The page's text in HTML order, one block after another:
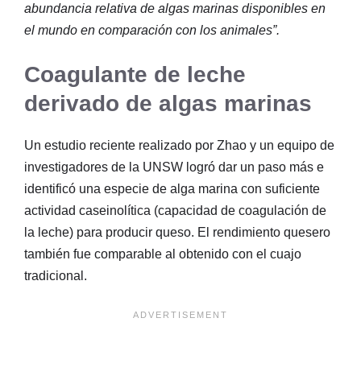
abundancia relativa de algas marinas disponibles en
el mundo en comparación con los animales”.
Coagulante de leche
derivado de algas marinas
Un estudio reciente realizado por Zhao y un equipo de
investigadores de la UNSW logró dar un paso más e
identificó una especie de alga marina con suficiente
actividad caseinolítica (capacidad de coagulación de
la leche) para producir queso. El rendimiento quesero
también fue comparable al obtenido con el cuajo
tradicional.